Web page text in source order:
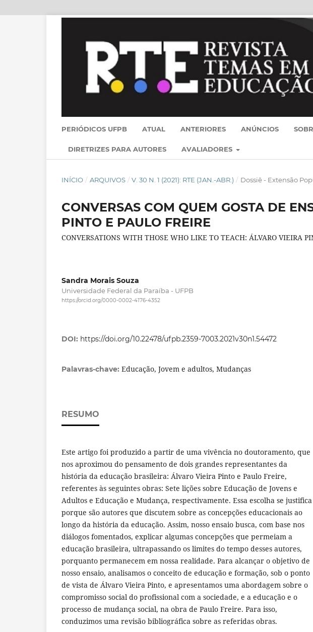
PERIÓDICOS UFPB ATUAL ANTERIORES ANÚNCIOS
DIRETRIZES PARA AUTORES AVALIADORES
INÍCIO / ARQUIVOS / V. 30 N. 1 (2021): RTE (JAN.-ABR.) / Dossiê - Extensão
CONVERSAS COM QUEM GOSTA DE
PINTO E PAULO FREIRE
CONVERSATIONS WITH THOSE WHO LIKE TO TEACH: ÁLVARO VIEIRA
Sandra Morais Souza
Universidade Federal da Paraíba - UFPB
https://orcid.org/0000-0002-4176-4352
DOI: https://doi.org/10.22478/ufpb.2359-7003.2021v30n1.54472
Palavras-chave: Educação, Jovem e adultos, Mudanças
RESUMO
Este artigo foi produzido a partir de uma vivência no doutoramento, que
nos aproximou do pensamento de dois grandes representantes da
história da educação brasileira: Álvaro Vieira Pinto e Paulo Freire,
referentes às seguintes obras: Sete lições sobre Educação de Jovens e
Adultos e Educação e Mudança, respectivamente. Essa escolha se justifica
porque são autores que discutem sobre as concepções educacionais ao
longo da história da educação. Assim, nosso ensaio busca, com base nos
diálogos fomentados, explicar algumas concepções que permeiam a
educação brasileira, ultrapassando os limites do tempo desses autores,
porquanto permanecem em nossa realidade. Para alcançar o objetivo de
nosso ensaio, analisamos o conceito de educação e formação, sob o ponto
de vista de Álvaro Vieira Pinto, e apresentamos uma abordagem sobre o
compromisso social do profissional com a sociedade, e a educação e o
processo de mudança social, na obra de Paulo Freire. Para isso,
conduzimos uma revisão bibliográfica sobre as referidas obras.